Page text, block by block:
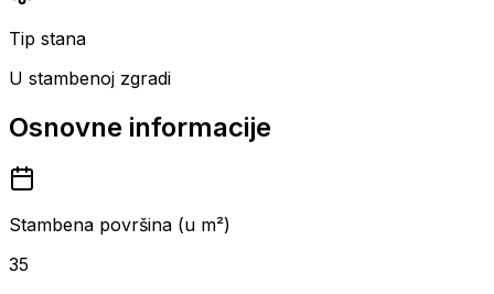
Tip stana
U stambenoj zgradi
Osnovne informacije
Stambena površina (u m²)
35